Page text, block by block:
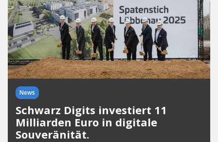
News
Schwarz Digits investiert 11
Milliarden Euro in digitale
Souveränität.